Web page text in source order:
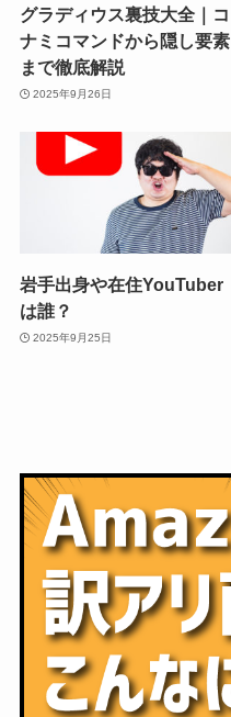
グラディウス裏技大全｜コ
ナミコマンドから隠し要素
まで徹底解説
2025年9月26日
岩手出身や在住YouTuber
は誰？
2025年9月25日